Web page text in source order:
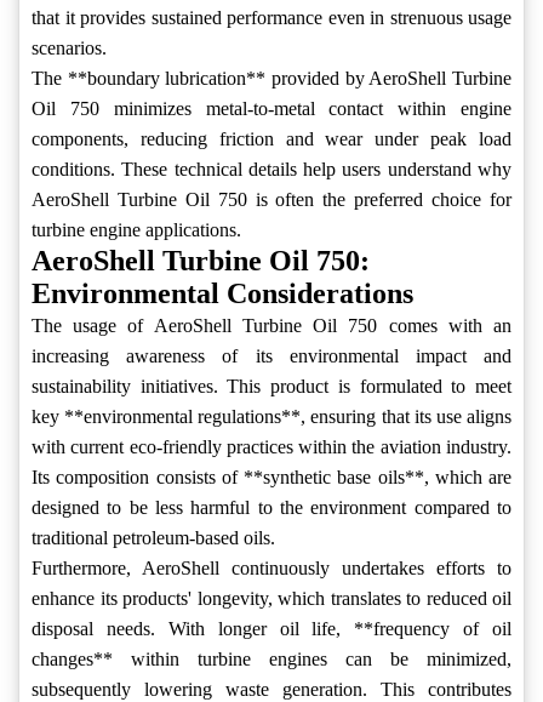
that it provides sustained performance even in strenuous usage
scenarios.
The **boundary lubrication** provided by AeroShell Turbine
Oil 750 minimizes metal-to-metal contact within engine
components, reducing friction and wear under peak load
conditions. These technical details help users understand why
AeroShell Turbine Oil 750 is often the preferred choice for
turbine engine applications.
AeroShell Turbine Oil 750:
Environmental Considerations
The usage of AeroShell Turbine Oil 750 comes with an
increasing awareness of its environmental impact and
sustainability initiatives. This product is formulated to meet
key **environmental regulations**, ensuring that its use aligns
with current eco-friendly practices within the aviation industry.
Its composition consists of **synthetic base oils**, which are
designed to be less harmful to the environment compared to
traditional petroleum-based oils.
Furthermore, AeroShell continuously undertakes efforts to
enhance its products' longevity, which translates to reduced oil
disposal needs. With longer oil life, **frequency of oil
changes** within turbine engines can be minimized,
subsequently lowering waste generation. This contributes